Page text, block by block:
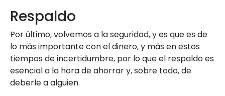
Respaldo
Por último, volvemos a la seguridad, y es que es de
lo más importante con el dinero, y más en estos
tiempos de incertidumbre, por lo que el respaldo es
esencial a la hora de ahorrar y, sobre todo, de
deberle a alguien.